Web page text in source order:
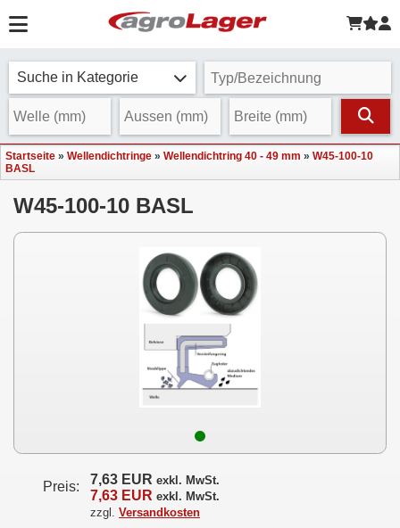
Suche in Kategorie
Startseite » Wellendichtringe » Wellendichtring 40 - 49 mm » W45-100-10
BASL
W45-100-10 BASL
Preis: 7,63 EUR exkl. MwSt.
7,63 EUR exkl. MwSt.
zzgl. Versandkosten